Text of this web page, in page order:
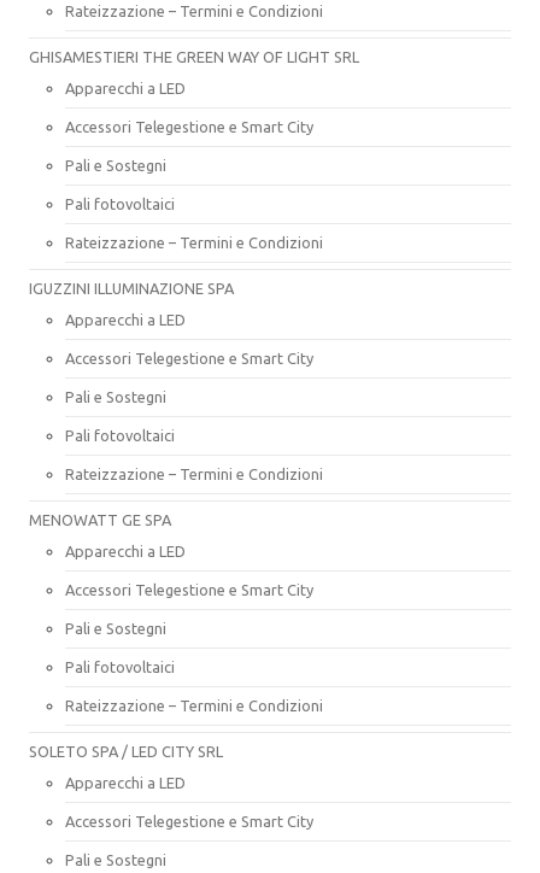
Rateizzazione – Termini e Condizioni
GHISAMESTIERI THE GREEN WAY OF LIGHT SRL
Apparecchi a LED
Accessori Telegestione e Smart City
Pali e Sostegni
Pali fotovoltaici
Rateizzazione – Termini e Condizioni
IGUZZINI ILLUMINAZIONE SPA
Apparecchi a LED
Accessori Telegestione e Smart City
Pali e Sostegni
Pali fotovoltaici
Rateizzazione – Termini e Condizioni
MENOWATT GE SPA
Apparecchi a LED
Accessori Telegestione e Smart City
Pali e Sostegni
Pali fotovoltaici
Rateizzazione – Termini e Condizioni
SOLETO SPA / LED CITY SRL
Apparecchi a LED
Accessori Telegestione e Smart City
Pali e Sostegni